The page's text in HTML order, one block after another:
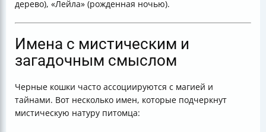
дерево), «Лейла» (рожденная ночью).
Имена с мистическим и
загадочным смыслом
Черные кошки часто ассоциируются с магией и
тайнами. Вот несколько имен, которые подчеркнут
мистическую натуру питомца: